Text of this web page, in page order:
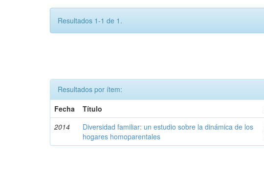
Resultados 1-1 de 1.
Resultados por ítem:
Fecha
Título
2014
Diversidad familiar: un estudio sobre la dinámica de los
hogares homoparentales